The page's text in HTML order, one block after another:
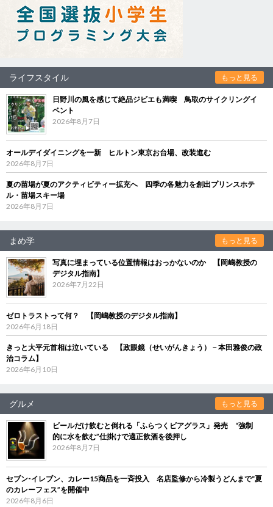
ライフスタイル もっと見る
日野川の風を感じて絶品ジビエも満喫 鳥取のサイクリングイ
ベント
2026年8月7日
オールデイダイニングを一新 ヒルトン東京お台場、改装進む
2026年8月7日
夏の苗場が夏のアクティビティー拡充へ 四季の各魅力を創出プリンスホテ
ル・苗場スキー場
2026年8月7日
まめ学 もっと見る
写真に埋まっている位置情報はおっかないのか 【岡嶋教授の
デジタル指南】
2026年7月22日
ゼロトラストって何？ 【岡嶋教授のデジタル指南】
2026年6月18日
きっと大平元首相は泣いている 【政眼鏡（せいがんきょう）－本田雅俊の政
治コラム】
2026年6月10日
グルメ もっと見る
ビールだけ飲むと倒れる「ふらつくビアグラス」発売 “強制
的に水を飲む”仕掛けで適正飲酒を後押し
2026年8月7日
セブン‐イレブン、カレー15商品を一斉投入 名店監修から冷製うどんまで“夏
のカレーフェス”を開催中
2026年8月6日